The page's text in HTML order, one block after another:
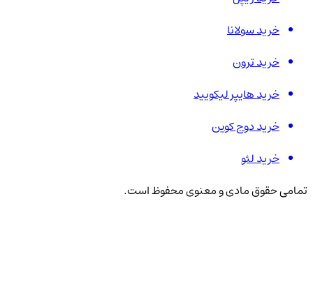
خرید سولانا
خرید ترون
خرید هایپر لیکویید
خرید دوج کوین
خرید لئو
تمامی حقوق مادی و معنوی محفوظ است.